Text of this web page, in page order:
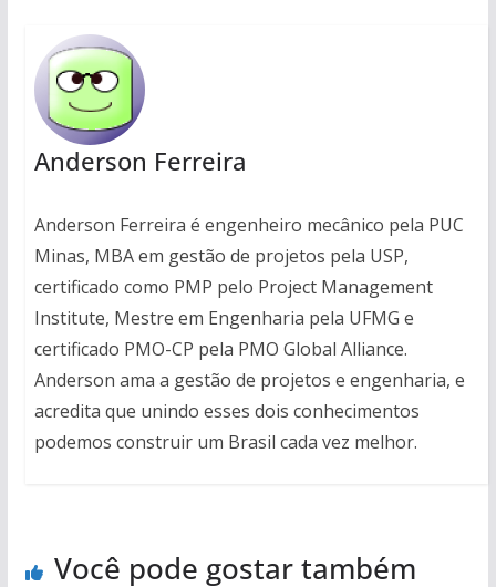
Anderson Ferreira
Anderson Ferreira é engenheiro mecânico pela PUC
Minas, MBA em gestão de projetos pela USP,
certificado como PMP pelo Project Management
Institute, Mestre em Engenharia pela UFMG e
certificado PMO-CP pela PMO Global Alliance.
Anderson ama a gestão de projetos e engenharia, e
acredita que unindo esses dois conhecimentos
podemos construir um Brasil cada vez melhor.
Você pode gostar também